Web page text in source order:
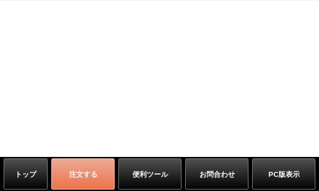
トップ 注文する 便利ツール お問合わせ PC版表示